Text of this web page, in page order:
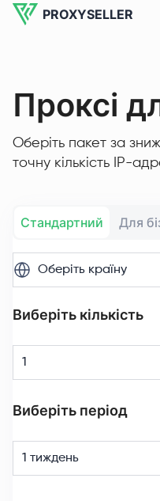
PROXYSELLER
Проксі
Оберіть пакет за
точну кількість IP-
Стандартний Для
Оберіть країну
Виберіть кількість
Виберіть період
1 тиждень